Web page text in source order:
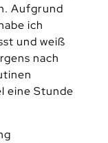
Aufgrund
ich
und weiß
nach
eine Stunde